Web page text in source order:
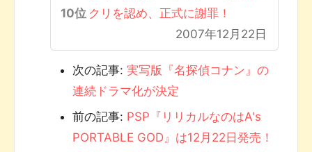
クリを認め、正式に謝罪！
2007年12月22日
次の記事: 実写版『名探偵コナン』の
連続ドラマ化が決定
前の記事: PSP『リリカルなのはA's
PORTABLE GOD』は12月22日発売！